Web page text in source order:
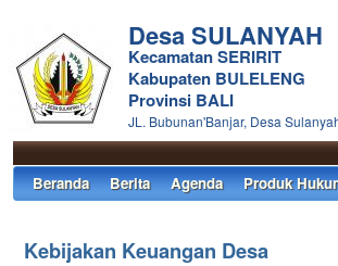
Desa SULANYAH
Kecamatan SERIRIT
Kabupaten BULELENG
Provinsi BALI
JL. Bubunan'Banjar, Desa
Beranda Berita Agenda Produk
Kebijakan Keuangan Desa